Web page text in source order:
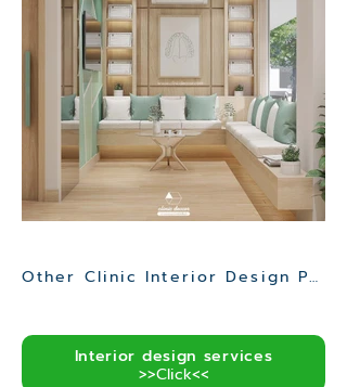
Other Clinic Interior Design Project>>
Interior design services
>>Click<<